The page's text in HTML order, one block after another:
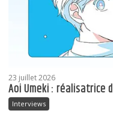
23 juillet 2026
Aoi Umeki : réalisatrice
Interviews